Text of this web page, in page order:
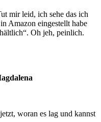
mir leid, ich sehe das ich
Amazon eingestellt habe
Oh jeh, peinlich.
woran es lag und kannst